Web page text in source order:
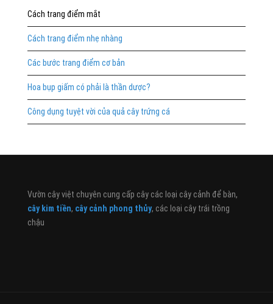
Cách trang điểm mắt
Cách trang điểm nhẹ nhàng
Các bước trang điểm cơ bản
Hoa bụp giấm có phải là thần dược?
Công dụng tuyệt vời của quả cây trứng cá
Vườn cây việt chuyên cung cấp cây các loại cây cảnh để bàn,
cây kim tiền, cây cảnh phong thủy, các loại cây trái trồng
chậu